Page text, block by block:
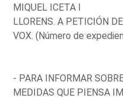
MIQUEL ICETA I
LLORENS. A PETICIÓN
VOX. (Número de
- PARA INFORMAR
MEDIDAS QUE PIENSA